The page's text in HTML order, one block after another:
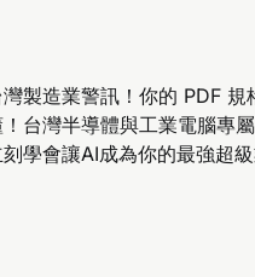
灣製造業警訊！你的 PDF 規
台灣半導體與工業電腦專
刻學會讓AI成為你的最強超級